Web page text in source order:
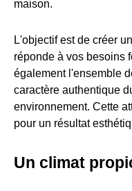
maison.
L'objectif est de créer
réponde à vos besoins
également l'ensemble
caractère authentique
environnement. Cette
pour un résultat
Un climat